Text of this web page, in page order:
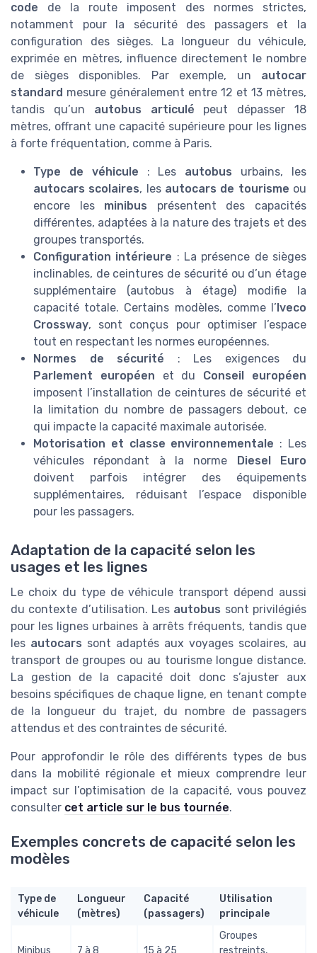
code de la route imposent des normes strictes,
notamment pour la sécurité des passagers et la
configuration des sièges. La longueur du véhicule,
exprimée en mètres, influence directement le nombre
de sièges disponibles. Par exemple, un autocar
standard mesure généralement entre 12 et 13 mètres,
tandis qu’un autobus articulé peut dépasser 18
mètres, offrant une capacité supérieure pour les lignes
à forte fréquentation, comme à Paris.
Type de véhicule : Les autobus urbains, les
autocars scolaires, les autocars de tourisme ou
encore les minibus présentent des capacités
différentes, adaptées à la nature des trajets et des
groupes transportés.
Configuration intérieure : La présence de sièges
inclinables, de ceintures de sécurité ou d’un étage
supplémentaire (autobus à étage) modifie la
capacité totale. Certains modèles, comme l’ Iveco
Crossway, sont conçus pour optimiser l’espace
tout en respectant les normes européennes.
Normes de sécurité : Les exigences du
Parlement européen et du Conseil européen
imposent l’installation de ceintures de sécurité et
la limitation du nombre de passagers debout, ce
qui impacte la capacité maximale autorisée.
Motorisation et classe environnementale : Les
véhicules répondant à la norme
Diesel Euro
doivent parfois intégrer des équipements
supplémentaires, réduisant l’espace disponible
pour les passagers.
Adaptation de la capacité selon les
usages et les lignes
Le choix du type de véhicule transport dépend aussi
du contexte d’utilisation. Les autobus sont privilégiés
pour les lignes urbaines à arrêts fréquents, tandis que
les autocars sont adaptés aux voyages scolaires, au
transport de groupes ou au tourisme longue distance.
La gestion de la capacité doit donc s’ajuster aux
besoins spécifiques de chaque ligne, en tenant compte
de la longueur du trajet, du nombre de passagers
attendus et des contraintes de sécurité.
Pour approfondir le rôle des différents types de bus
dans la mobilité régionale et mieux comprendre leur
impact sur l’optimisation de la capacité, vous pouvez
consulter cet article sur le bus tournée.
Exemples concrets de capacité selon les
modèles
Type de
véhicule
Longueur
(mètres)
Capacité
(passagers)
Utilisation
principale
Minibus 7 à 8 15 à 25
Groupes
restreints,